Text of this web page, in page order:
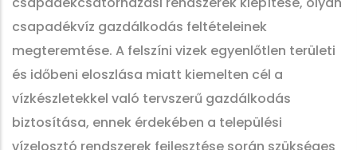
csapadékvíz gazdálkodás feltételeinek
megteremtése. A felszíni vizek egyenlőtlen területi
és időbeni eloszlása miatt kiemelten cél a
vízkészletekkel való tervszerű gazdálkodás
biztosítása, ennek érdekében a települési